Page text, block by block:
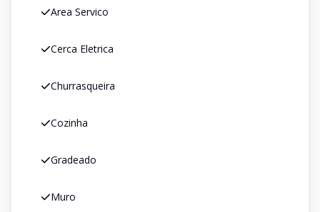
Area Servico
Cerca Eletrica
Churrasqueira
Cozinha
Gradeado
Muro